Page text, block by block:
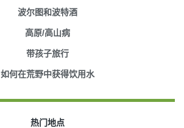
波尔图和波特酒
高原/高山病
带孩子旅行
如何在荒野中获得饮用水
热门地点